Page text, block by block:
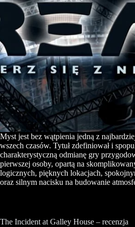
Myst jest bez wątpienia jedną z
wszech czasów. Tytuł zdefiniował i
charakterystyczną odmianę gry
pierwszej osoby, opartą na
logicznych, pięknych lokacjach,
oraz silnym nacisku na budowanie
The Incident at Galley House – recenzja